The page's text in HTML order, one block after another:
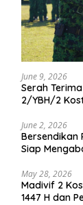
June 9, 2026
Serah
2/YBH/2
June 2, 2026
Bersendikan
Siap
May 28, 2026
Madivif 2
1447 H dan